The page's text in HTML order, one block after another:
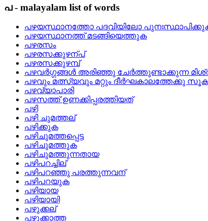
പ- malayalam list of words
പഴയസ്ഥാനത്തോ പദവിയിലോ
പഴയസ്ഥാനത്ത് മടങ്ങിയെത്തുക
പഴരസം
പഴരസക്കുഴന്പ്
പഴരസക്കുഴമ്പ്
പഴവര്‍ഗ്ഗങ്ങള്‍ അരിഞ്ഞു ചേര്‍ത്തുണ്ടാക്കുന്ന
പഴവും മത്സ്യവും മറ്റും ദീര്‍ഘകാലത്തേക്കു
പഴവ്യാപാരി
പഴസത്ത്‌ ഉണക്കിപ്പരത്തിയത്
പഴി
പഴി ചുമത്തല്
പഴിക്കുക
പഴിചുമത്തപ്പെട്ട
പഴിചുമത്തുക
പഴിചുമത്തുന്നതായ
പഴിപറച്ചില്
പഴിപറഞ്ഞു പരത്തുന്നവന്
പഴിപറയുക
പഴിയായ
പഴിയായി
പഴുക്കല്
പഴുക്കാത്ത